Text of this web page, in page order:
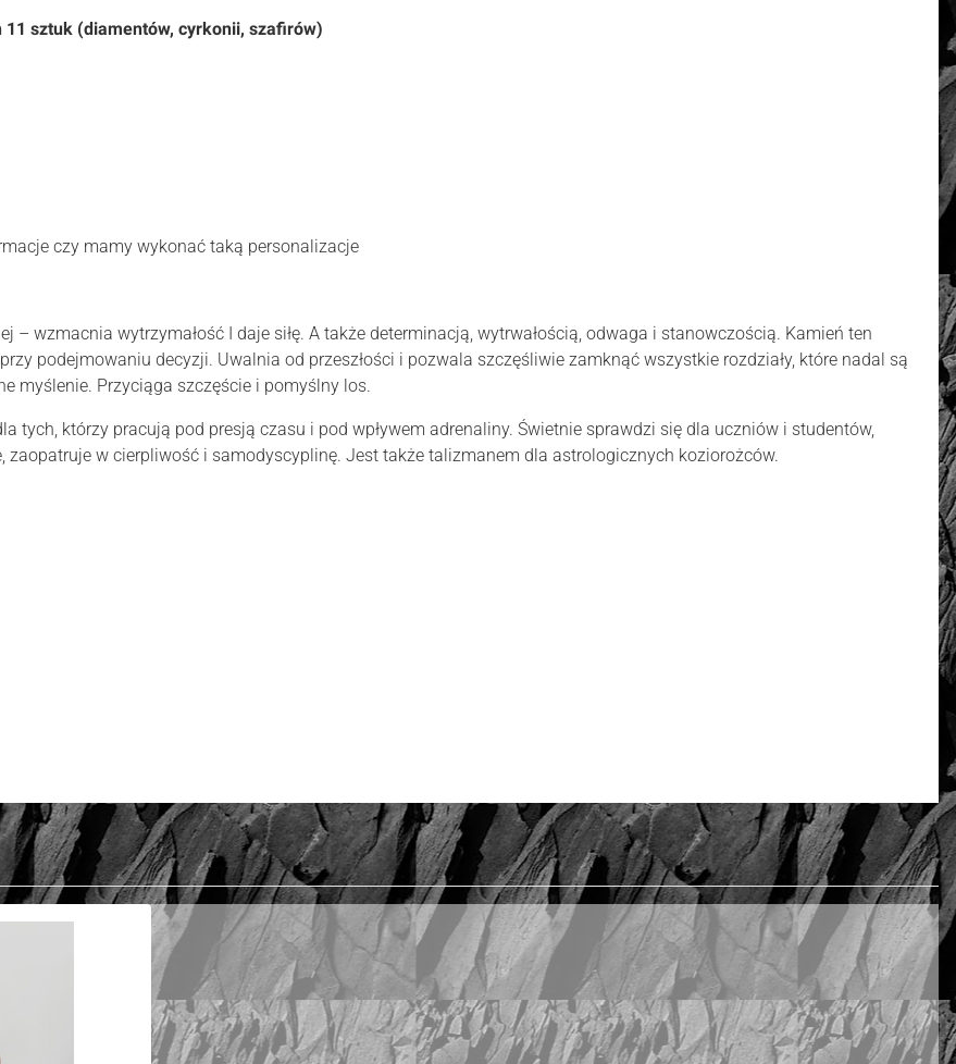
sztuk (diamentów, cyrkonii, szafirów)
czy mamy wykonać taką personalizacje
– wzmacnia wytrzymałość I daje siłę. A także determinacją, wytrwałością, odwaga i stanowczością. Kamień ten
podejmowaniu decyzji. Uwalnia od przeszłości i pozwala szczęśliwie zamknąć wszystkie rozdziały, które nadal są
myślenie. Przyciąga szczęście i pomyślny los.
tych, którzy pracują pod presją czasu i pod wpływem adrenaliny. Świetnie sprawdzi się dla uczniów i studentów,
zaopatruje w cierpliwość i samodyscyplinę. Jest także talizmanem dla astrologicznych koziorożców.